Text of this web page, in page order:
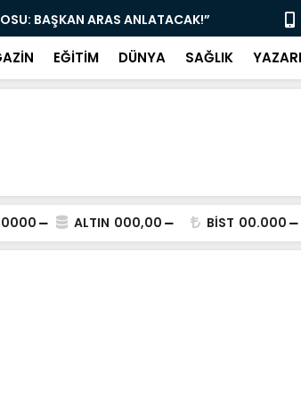
5, KAHVE 15 TL! KAPILAR AÇILDI” “AK PARTİ
EĞİTİM DÜNYA SAĞLIK
ALTIN 000,00 BİST 00.000